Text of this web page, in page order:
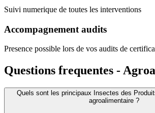
Suivi numerique de toutes les interventions
Accompagnement audits
Presence possible lors de vos audits de
Questions frequentes -
Quels sont les principaux Insectes des
agroalimentaire ?